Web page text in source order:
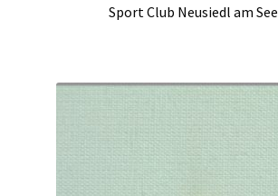
Sport Club Neusiedl am See